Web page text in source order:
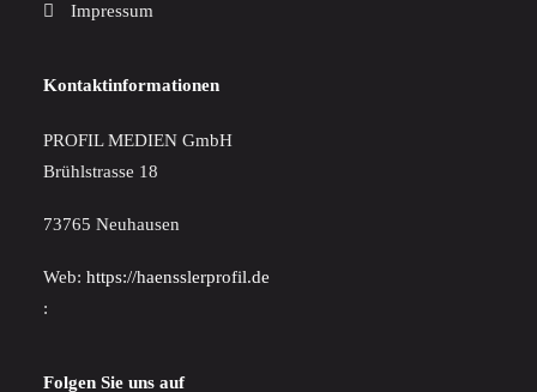
Impressum
Kontaktinformationen
PROFIL MEDIEN GmbH
Brühlstrasse 18
73765 Neuhausen
Web: https://haensslerprofil.de
:
Folgen Sie uns auf